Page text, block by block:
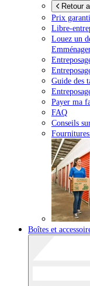
Retour
Prix
Libre-
Louez un
Guide des
Payer ma
FAQ
Conseils
Fournitures
Boîtes et